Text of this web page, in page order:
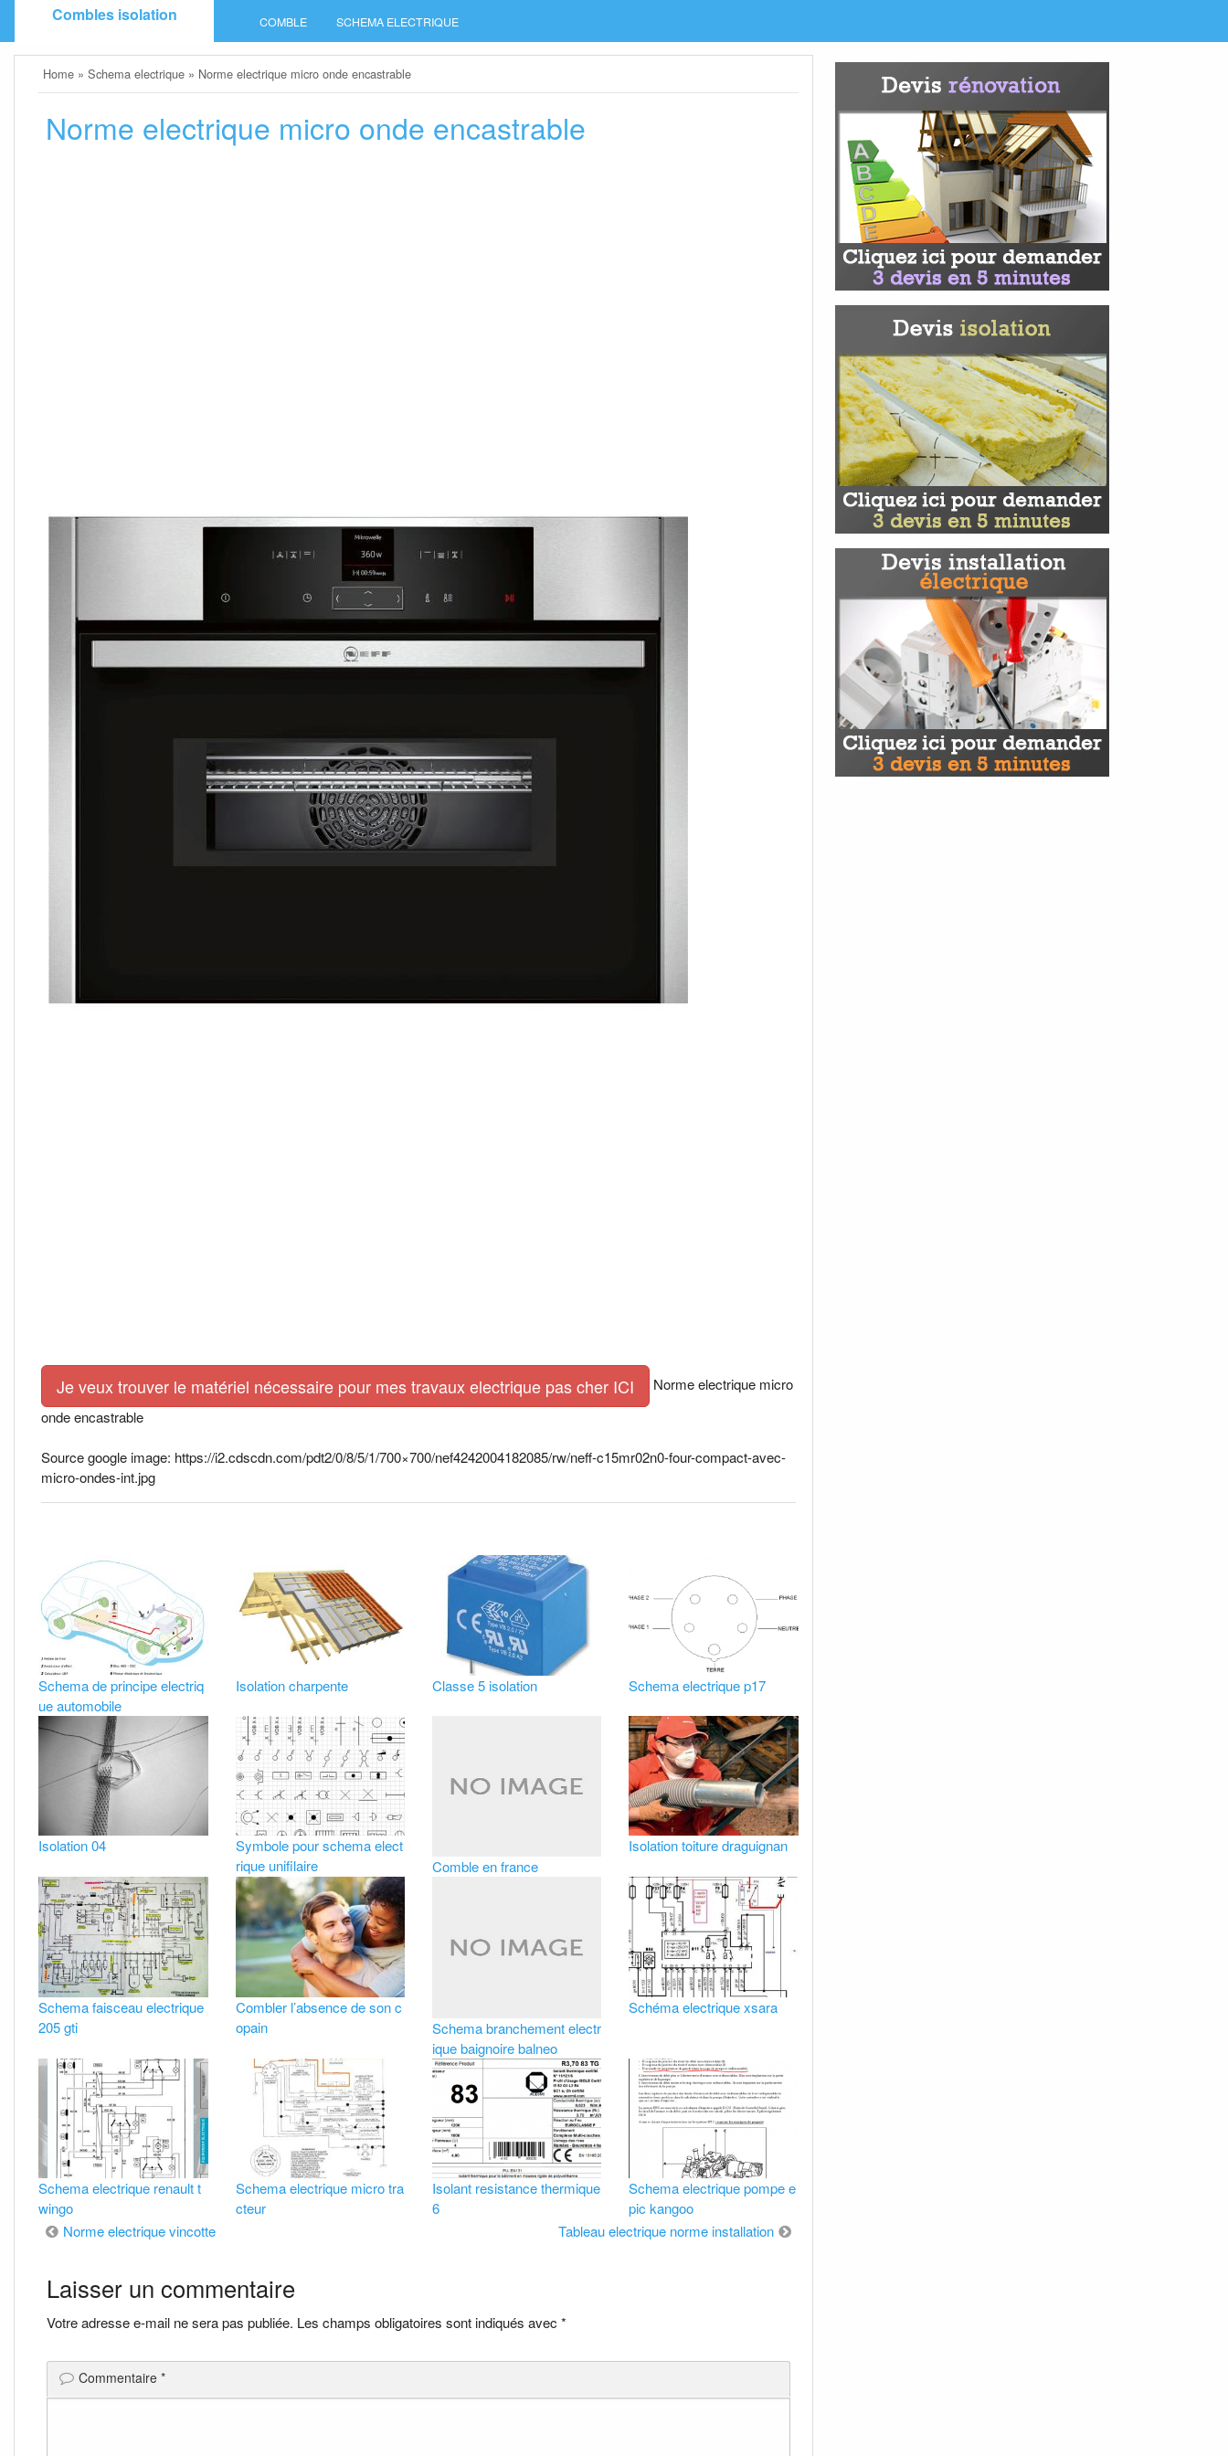
Combles isolation COMBLE SCHEMA ELECTRIQUE
Home »Schema electrique » Norme electrique micro onde encastrable
Norme electrique micro onde encastrable
Je veux trouver le matériel nécessaire pour mes travaux electrique pas cher ICI
Norme electrique micro
onde encastrable
Source google image: https://i2.cdscdn.com/pdt2/0/8/5/1/700×700/nef4242004182085/rw/neff-c15mr02n0-four-compact-avec-
micro-ondes-int.jpg
Schema de principe electriq
ue automobile
Isolation charpente Classe 5 isolation Schema electrique p17
Isolation 04
Symbole pour schema elect
rique unifilaire
Comble en france
Isolation toiture draguignan
Schema faisceau electrique
205 gti
Combler l’absence de son c
opain
Schema branchement electr
ique baignoire balneo
Schéma electrique xsara
Schema electrique renault t
wingo
Schema electrique micro tra
cteur
Isolant resistance thermique
6
Schema electrique pompe e
pic kangoo
Navigation
de
l’article
Norme electrique vincotte Tableau electrique norme installation
Laisser un commentaire
Votre adresse e-mail ne sera pas publiée. Les champs obligatoires sont indiqués avec *
Commentaire *